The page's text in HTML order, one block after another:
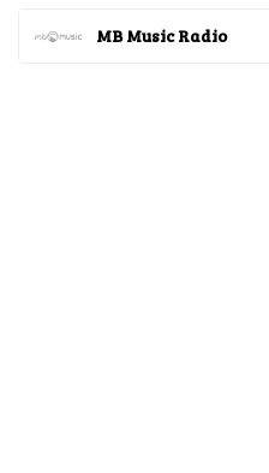
MB Music Radio